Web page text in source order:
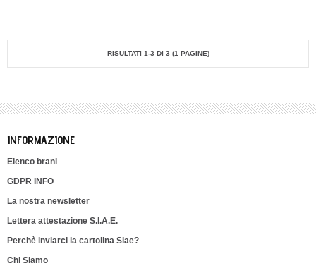
RISULTATI 1-3 DI 3 (1 PAGINE)
INFORMAZIONE
Elenco brani
GDPR INFO
La nostra newsletter
Lettera attestazione S.I.A.E.
Perchè inviarci la cartolina Siae?
Chi Siamo